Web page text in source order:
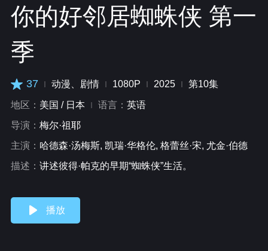
你的好邻居蜘蛛侠 第一
季
37 动漫、剧情 1080P 2025 第10集
地区： 美国 / 日本 语言： 英语
导演： 梅尔·祖耶
主演： 哈德森·汤梅斯, 凯瑞·华格伦, 格蕾丝·宋, 尤金·伯德
描述： 讲述彼得·帕克的早期“蜘蛛侠”生活。
播放